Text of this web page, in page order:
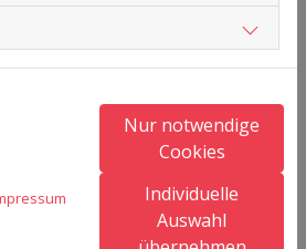
4:2 (Punkte durch Oskar Mayer,
Sauter/Mayer und Emily
(Team TSV mit Niklas Schmidt,
Khan, Maximilian Beer,
Nur notwendige
Cookies
Individuelle
Auswahl